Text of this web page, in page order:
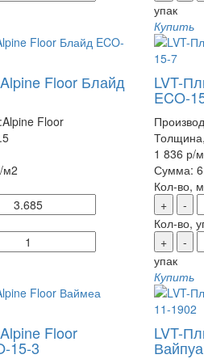
упак
Купить
Floor Блайд
Alpine Floor
/м2
LVT-
ECO-
1 836 р/
Сумма:
Кол-во,
+
-
Кол-во,
+
-
упак
Купить
Floor
15-3
LVT-